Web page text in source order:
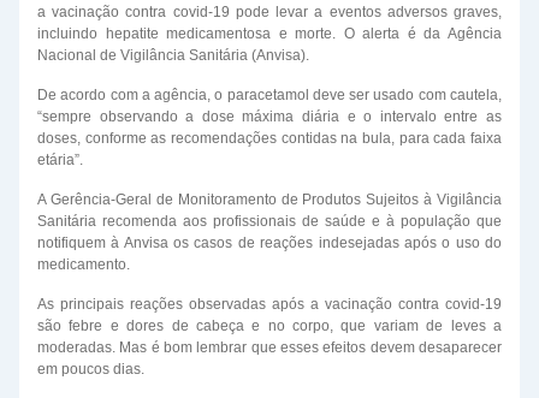
a vacinação contra covid-19 pode levar a eventos adversos graves,
incluindo hepatite medicamentosa e morte. O alerta é da Agência
Nacional de Vigilância Sanitária (Anvisa).
De acordo com a agência, o paracetamol deve ser usado com cautela,
“sempre observando a dose máxima diária e o intervalo entre as
doses, conforme as recomendações contidas na bula, para cada faixa
etária”.
A Gerência-Geral de Monitoramento de Produtos Sujeitos à Vigilância
Sanitária recomenda aos profissionais de saúde e à população que
notifiquem à Anvisa os casos de reações indesejadas após o uso do
medicamento.
As principais reações observadas após a vacinação contra covid-19
são febre e dores de cabeça e no corpo, que variam de leves a
moderadas. Mas é bom lembrar que esses efeitos devem desaparecer
em poucos dias.